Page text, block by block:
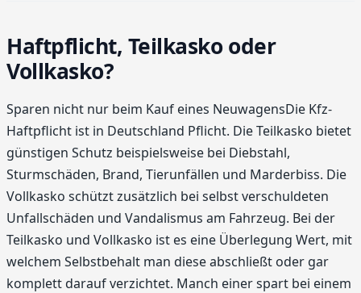
Haftpflicht, Teilkasko oder
Vollkasko?
Sparen nicht nur beim Kauf eines NeuwagensDie Kfz-
Haftpflicht ist in Deutschland Pflicht. Die Teilkasko bietet
günstigen Schutz beispielsweise bei Diebstahl,
Sturmschäden, Brand, Tierunfällen und Marderbiss. Die
Vollkasko schützt zusätzlich bei selbst verschuldeten
Unfallschäden und Vandalismus am Fahrzeug. Bei der
Teilkasko und Vollkasko ist es eine Überlegung Wert, mit
welchem Selbstbehalt man diese abschließt oder gar
komplett darauf verzichtet. Manch einer spart bei einem